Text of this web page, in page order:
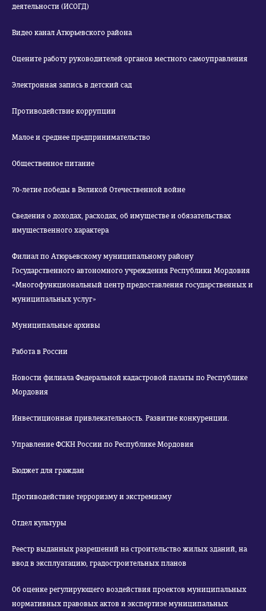
деятельности (ИСОГД)
Видео канал Атюрьевского района
Оцените работу руководителей органов местного самоуправления
Электронная запись в детский сад
Противодействие коррупции
Малое и среднее предпринимательство
Общественное питание
70-летие победы в Великой Отечественной войне
Сведения о доходах, расходах, об имуществе и обязательствах
имущественного характера
Филиал по Атюрьевскому муниципальному району
Государственного автономного учреждения Республики Мордовия
«Многофункциональный центр предоставления государственных и
муниципальных услуг»
Муниципальные архивы
Работа в России
Новости филиала Федеральной кадастровой палаты по Республике
Мордовия
Инвестиционная привлекательность. Развитие конкуренции.
Управление ФСКН России по Республике Мордовия
Бюджет для граждан
Противодействие терроризму и экстремизму
Отдел культуры
Реестр выданных разрешений на строительство жилых зданий, на
ввод в эксплуатацию, градостроительных планов
Об оценке регулирующего воздействия проектов муниципальных
нормативных правовых актов и экспертизе муниципальных